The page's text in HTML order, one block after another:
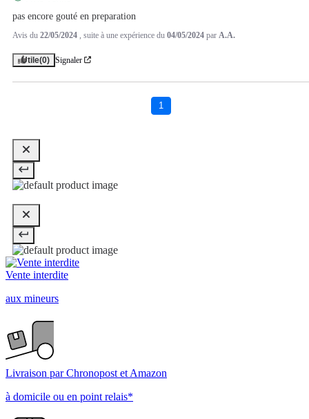
pas encore gouté en preparation
Avis du 22/05/2024 , suite à une expérience du 04/05/2024 par A.A.
Utile(0) Signaler
1
Vente interdite
aux mineurs
Livraison par Chronopost et Amazon
à domicile ou en point relais*